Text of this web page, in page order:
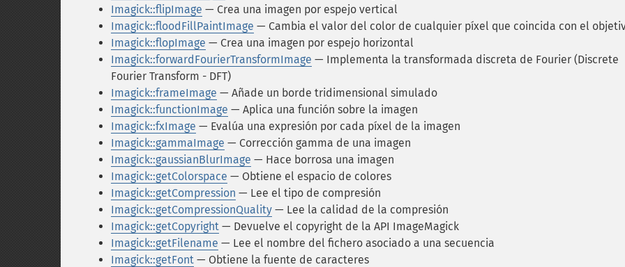
Imagick::flipImage — Crea una imagen por espejo vertical
Imagick::floodFillPaintImage — Cambia el valor del color de cualquier píxel que coincida con el
Imagick::flopImage — Crea una imagen por espejo horizontal
Imagick::forwardFourierTransformImage — Implementa la transformada discreta de Fourier (Discrete
Fourier Transform - DFT)
Imagick::frameImage — Añade un borde tridimensional simulado
Imagick::functionImage — Aplica una función sobre la imagen
Imagick::fxImage — Evalúa una expresión por cada píxel de la imagen
Imagick::gammaImage — Corrección gamma de una imagen
Imagick::gaussianBlurImage — Hace borrosa una imagen
Imagick::getColorspace — Obtiene el espacio de colores
Imagick::getCompression — Lee el tipo de compresión
Imagick::getCompressionQuality — Lee la calidad de la compresión
Imagick::getCopyright — Devuelve el copyright de la API ImageMagick
Imagick::getFilename — Lee el nombre del fichero asociado a una secuencia
Imagick::getFont — Obtiene la fuente de caracteres